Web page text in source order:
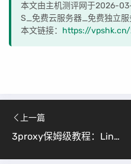
本文由主机测评网于2026-
S_免费云服务器_免费独立服
本文链接： https://vpshk.cn/
上一篇
3proxy保姆级教程：Linux部署HTTPS代理